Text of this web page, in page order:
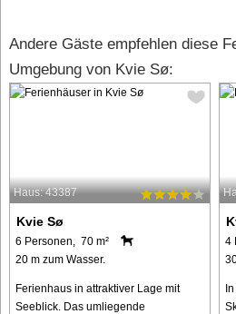
Andere Gäste empfehlen diese
Umgebung von Kvie Sø:
Haus: 43387
Kvie Sø
6 Personen, 70 m²
20 m zum Wasser.
Ferienhaus in attraktiver Lage mit
Seeblick. Das umliegende
4